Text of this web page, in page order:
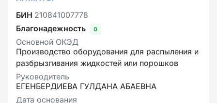
БИН 210841007778
Благонадежность
0
Основной ОКЭД
Производство оборудования для распыления и
разбрызгивания жидкостей или порошков
Руководитель
ЕГЕНБЕРДИЕВА ГУЛДАНА АБАЕВНА
Дата основания